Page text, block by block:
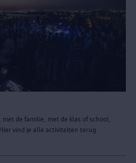
de familie, met de klas of school,
vind je alle activiteiten terug.